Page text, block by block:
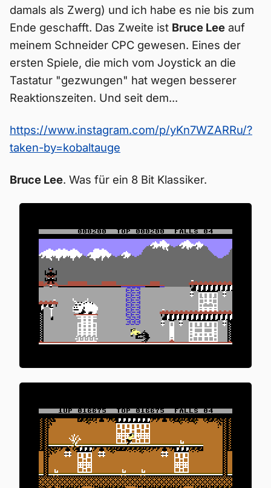
damals als Zwerg) und ich habe es nie bis zum
Ende geschafft. Das Zweite ist Bruce Lee auf
meinem Schneider CPC gewesen. Eines der
ersten Spiele, die mich vom Joystick an die
Tastatur "gezwungen" hat wegen besserer
Reaktionszeiten. Und seit dem...
https://www.instagram.com/p/yKn7WZARRu/?
taken-by=kobaltauge
Bruce Lee. Was für ein 8 Bit Klassiker.